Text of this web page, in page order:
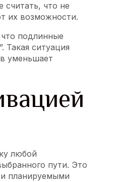
считать, что не
их возможности.
подлинные
Такая ситуация
уменьшает
любой
пути. Это
планируемыми